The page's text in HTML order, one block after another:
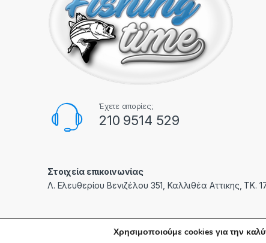
Έχετε απορίες;
210 9514 529
Στοιχεία επικοινωνίας
Λ. Ελευθερίου Βενιζέλου 351, Καλλιθέα Αττικης, ΤΚ.
Χρησιμοποιούμε cookies για την